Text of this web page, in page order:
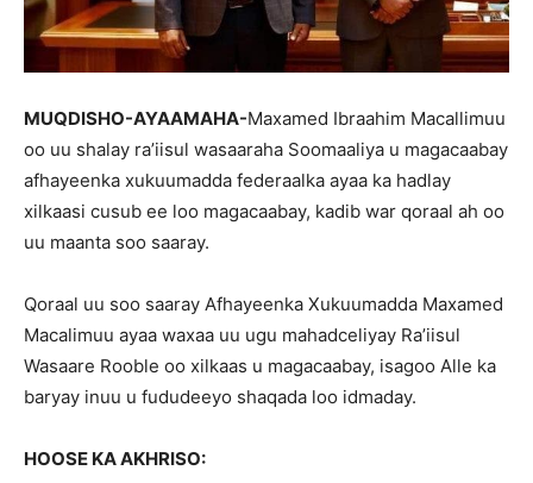
MUQDISHO-AYAAMAHA-Maxamed Ibraahim Macallimuu
oo uu shalay ra’iisul wasaaraha Soomaaliya u magacaabay
afhayeenka xukuumadda federaalka ayaa ka hadlay
xilkaasi cusub ee loo magacaabay, kadib war qoraal ah oo
uu maanta soo saaray.
Qoraal uu soo saaray Afhayeenka Xukuumadda Maxamed
Macalimuu ayaa waxaa uu ugu mahadceliyay Ra’iisul
Wasaare Rooble oo xilkaas u magacaabay, isagoo Alle ka
baryay inuu u fududeeyo shaqada loo idmaday.
HOOSE KA AKHRISO: